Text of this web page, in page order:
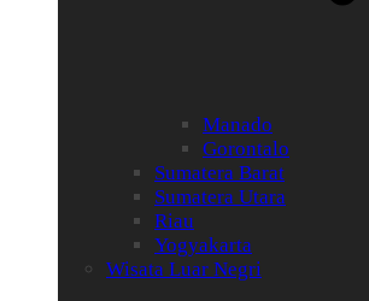
Manado
Gorontalo
Sumatera Barat
Sumatera Utara
Riau
Yogyakarta
Wisata Luar Negri